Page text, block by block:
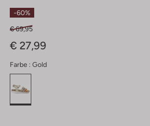
-60%
€ 69,95
€ 27,99
Farbe : Gold